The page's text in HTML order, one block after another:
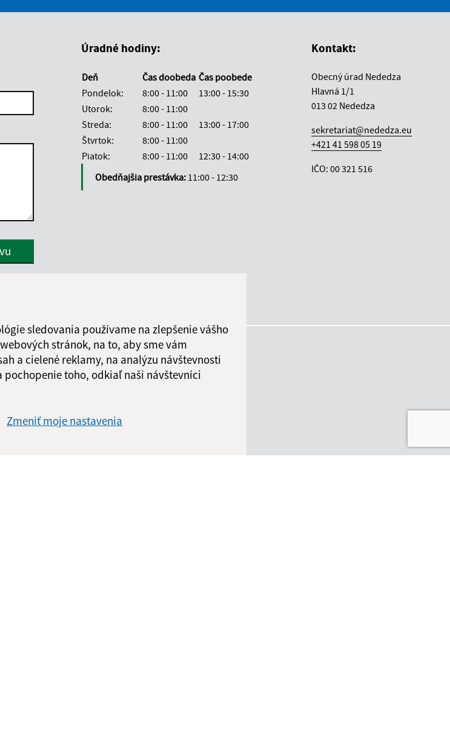
sledovania používame na zlepšenie vášho
stránok, na to, aby sme vám
a cielené reklamy, na analýzu návštevnosti
pochopenie toho, odkiaľ naši návštevníci
Zmeniť moje nastavenia
Úradné hodiny:
Deň Čas doobeda Čas poobede
Pondelok:
8:00 - 11:00
13:00 - 15:30
Utorok:
8:00 - 11:00
Streda:
8:00 - 11:00
13:00 - 17:00
Štvrtok:
8:00 - 11:00
Piatok:
8:00 - 11:00
12:30 - 14:00
Obedňajšia prestávka: 11:00 - 12:30
Kontakt:
Obecný úrad Nededza
Hlavná 1/1
013 02 Nededza
sekretariat@nededza.eu
+421 41 598 05 19
IČO: 00 321 516